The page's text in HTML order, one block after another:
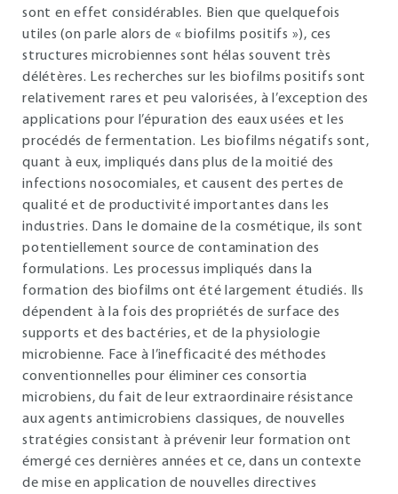
sont en effet considérables. Bien que quelquefois
utiles (on parle alors de « biofilms positifs »), ces
structures microbiennes sont hélas souvent très
délétères. Les recherches sur les biofilms positifs sont
relativement rares et peu valorisées, à l’exception des
applications pour l’épuration des eaux usées et les
procédés de fermentation. Les biofilms négatifs sont,
quant à eux, impliqués dans plus de la moitié des
infections nosocomiales, et causent des pertes de
qualité et de productivité importantes dans les
industries. Dans le domaine de la cosmétique, ils sont
potentiellement source de contamination des
formulations. Les processus impliqués dans la
formation des biofilms ont été largement étudiés. Ils
dépendent à la fois des propriétés de surface des
supports et des bactéries, et de la physiologie
microbienne. Face à l’inefficacité des méthodes
conventionnelles pour éliminer ces consortia
microbiens, du fait de leur extraordinaire résistance
aux agents antimicrobiens classiques, de nouvelles
stratégies consistant à prévenir leur formation ont
émergé ces dernières années et ce, dans un contexte
de mise en application de nouvelles directives